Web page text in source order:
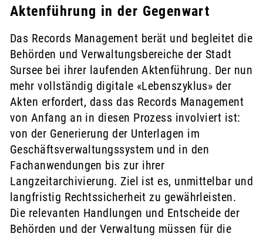
Aktenführung in der Gegenwart
Das Records Management berät und begleitet die
Behörden und Verwaltungsbereiche der Stadt
Sursee bei ihrer laufenden Aktenführung. Der nun
mehr vollständig digitale «Lebenszyklus» der
Akten erfordert, dass das Records Management
von Anfang an in diesen Prozess involviert ist:
von der Generierung der Unterlagen im
Geschäftsverwaltungssystem und in den
Fachanwendungen bis zur ihrer
Langzeitarchivierung. Ziel ist es, unmittelbar und
langfristig Rechtssicherheit zu gewährleisten.
Die relevanten Handlungen und Entscheide der
Behörden und der Verwaltung müssen für die